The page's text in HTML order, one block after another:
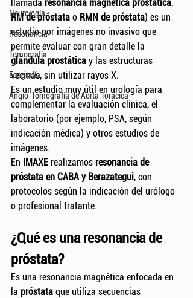
Neurología
Resonancia
Tomografía
Ecografía
Angio-Tomografía de Aorta Torácica
llamada resonancia magnética prostática,
RM de próstata o RMN de próstata) es un
estudio por imágenes no invasivo que
permite evaluar con gran detalle la
glándula prostática y las estructuras
vecinas, sin utilizar rayos X.
Es un estudio muy útil en urología para
complementar la evaluación clínica, el
laboratorio (por ejemplo, PSA, según
indicación médica) y otros estudios de
imágenes.
En IMAXE realizamos resonancia de
próstata en CABA y Berazategui, con
protocolos según la indicación del urólogo
o profesional tratante.
¿Qué es una resonancia de
próstata?
Es una resonancia magnética enfocada en
la próstata que utiliza secuencias